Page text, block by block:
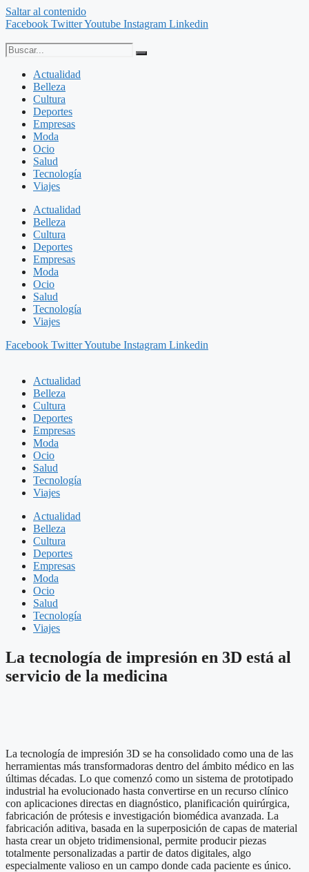
Saltar al contenido
Facebook TwitterYoutube Instagram Linkedin
Actualidad
Belleza
Cultura
Deportes
Empresas
Moda
Ocio
Salud
Tecnología
Viajes
Actualidad
Belleza
Cultura
Deportes
Empresas
Moda
Ocio
Salud
Tecnología
Viajes
Facebook TwitterYoutube Instagram Linkedin
Actualidad
Belleza
Cultura
Deportes
Empresas
Moda
Ocio
Salud
Tecnología
Viajes
Actualidad
Belleza
Cultura
Deportes
Empresas
Moda
Ocio
Salud
Tecnología
Viajes
La tecnología de impresión en 3D está al
servicio de la medicina
La tecnología de impresión 3D se ha consolidado como una de las
herramientas más transformadoras dentro del ámbito médico en las
últimas décadas. Lo que comenzó como un sistema de prototipado
industrial ha evolucionado hasta convertirse en un recurso clínico
con aplicaciones directas en diagnóstico, planificación quirúrgica,
fabricación de prótesis e investigación biomédica avanzada. La
fabricación aditiva, basada en la superposición de capas de material
hasta crear un objeto tridimensional, permite producir piezas
totalmente personalizadas a partir de datos digitales, algo
especialmente valioso en un campo donde cada paciente es único.